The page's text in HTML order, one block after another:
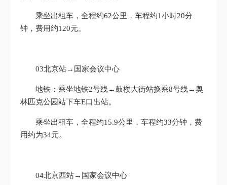
乘坐出租车，全程约62公里，车程约1小时20分
钟，费用约120元。
03北京站→国家会议中心
地铁：乘坐地铁2号线→鼓楼大街站换乘8号线→奥
林匹克公园站下车E口出站。
乘坐出租车，全程约15.9公里，车程约33分钟，费
用约为34元。
04北京西站→国家会议中心